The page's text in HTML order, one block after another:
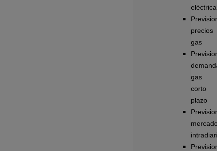
eléctrica
precios
gas
gas
corto
plazo